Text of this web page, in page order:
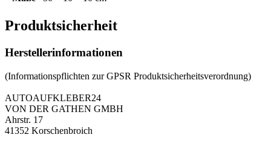
Produktsicherheit
Herstellerinformationen
(Informationspflichten zur GPSR Produktsicherheitsverordnung)
AUTOAUFKLEBER24
VON DER GATHEN GMBH
Ahrstr. 17
41352 Korschenbroich